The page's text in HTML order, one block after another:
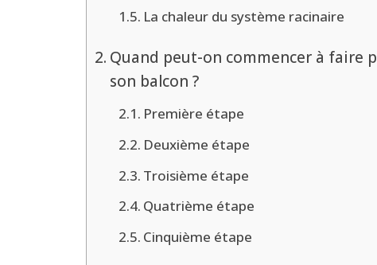
La chaleur du système racinaire
Quand peut-on commencer à faire
son balcon ?
Première étape
Deuxième étape
Troisième étape
Quatrième étape
Cinquième étape